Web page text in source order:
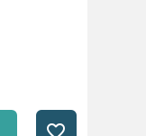
favorite_border